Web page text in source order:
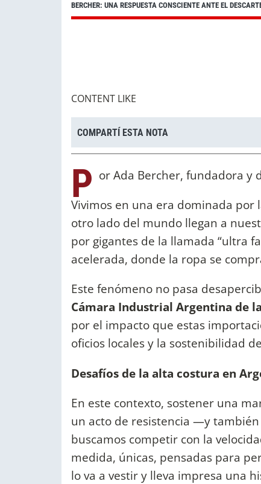
BERCHER: UNA RESPUESTA CONSCIENTE ANTE EL
CONTENT LIKE
COMPARTÍ ESTA NOTA
P or Ada Bercher, fundadora y
Vivimos en una era dominada por
otro lado del mundo llegan a
por gigantes de la llamada “ultra
acelerada, donde la ropa se
Este fenómeno no pasa
Cámara Industrial Argentina de
por el impacto que estas
oficios locales y la sostenibilidad
Desafíos de la alta costura en
En este contexto, sostener una
un acto de resistencia —y
buscamos competir con la
medida, únicas, pensadas para
lo va a vestir y lleva impresa una